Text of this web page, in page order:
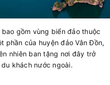
gồm vùng biển đảo thuộc
phần của huyện đảo Vân Đồn,
nhiên ban tặng nơi đây trở
khách nước ngoài.